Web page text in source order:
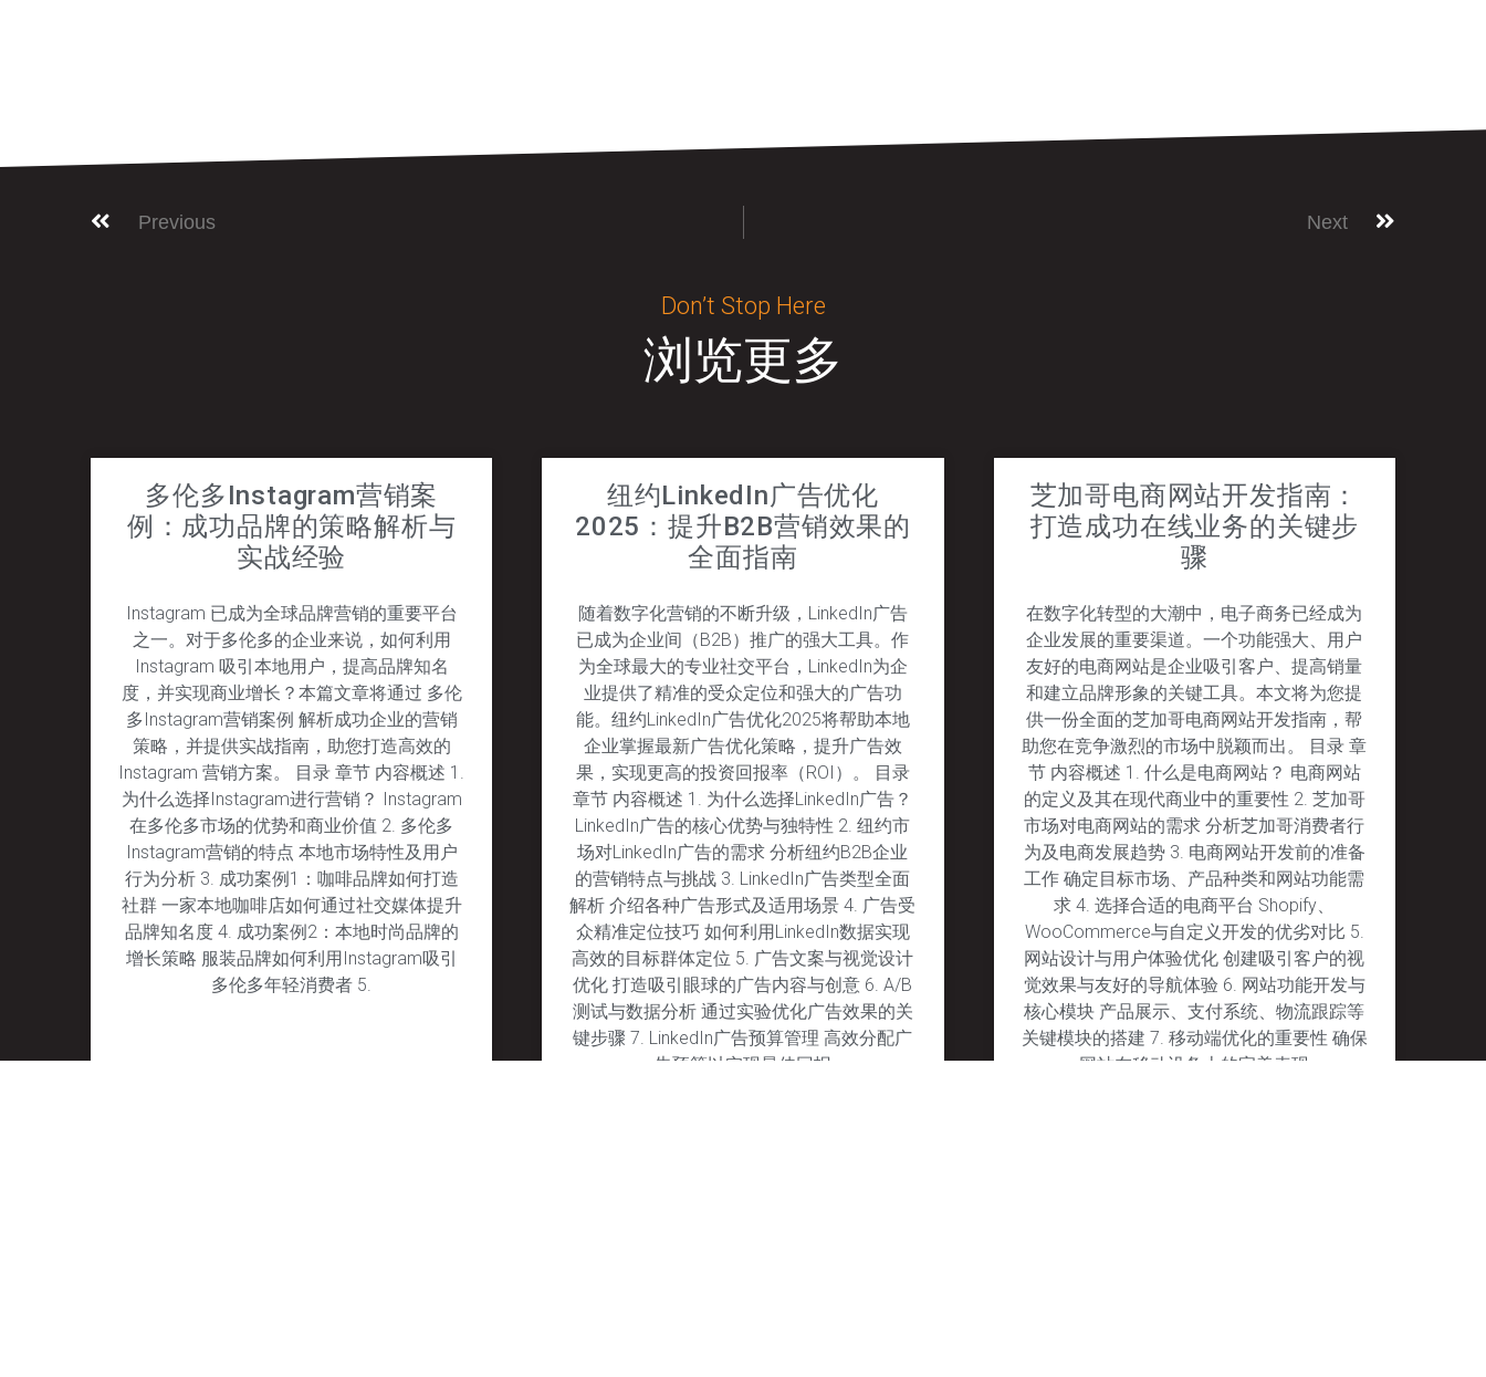
Previous Next
Don’t Stop Here
浏览更多
多伦多Instagram营销案
例：成功品牌的策略解析与
实战经验
Instagram 已成为全球品牌营销的重要平台
之一。对于多伦多的企业来说，如何利用
Instagram 吸引本地用户，提高品牌知名
度，并实现商业增长？本篇文章将通过 多伦
多Instagram营销案例 解析成功企业的营销
策略，并提供实战指南，助您打造高效的
Instagram 营销方案。 目录 章节 内容概述 1.
为什么选择Instagram进行营销？ Instagram
在多伦多市场的优势和商业价值 2. 多伦多
Instagram营销的特点 本地市场特性及用户
行为分析 3. 成功案例1：咖啡品牌如何打造
社群 一家本地咖啡店如何通过社交媒体提升
品牌知名度 4. 成功案例2：本地时尚品牌的
增长策略 服装品牌如何利用Instagram吸引
多伦多年轻消费者 5.
纽约LinkedIn广告优化
2025：提升B2B营销效果的
全面指南
随着数字化营销的不断升级，LinkedIn广告
已成为企业间（B2B）推广的强大工具。作
为全球最大的专业社交平台，LinkedIn为企
业提供了精准的受众定位和强大的广告功
能。纽约LinkedIn广告优化2025将帮助本地
企业掌握最新广告优化策略，提升广告效
果，实现更高的投资回报率（ROI）。 目录
章节 内容概述 1. 为什么选择LinkedIn广告？
LinkedIn广告的核心优势与独特性 2. 纽约市
场对LinkedIn广告的需求 分析纽约B2B企业
的营销特点与挑战 3. LinkedIn广告类型全面
解析 介绍各种广告形式及适用场景 4. 广告受
众精准定位技巧 如何利用LinkedIn数据实现
高效的目标群体定位 5. 广告文案与视觉设计
优化 打造吸引眼球的广告内容与创意 6. A/B
测试与数据分析 通过实验优化广告效果的关
键步骤 7. LinkedIn广告预算管理 高效分配广
告预算以实现最佳回报
芝加哥电商网站开发指南：
打造成功在线业务的关键步
骤
在数字化转型的大潮中，电子商务已经成为
企业发展的重要渠道。一个功能强大、用户
友好的电商网站是企业吸引客户、提高销量
和建立品牌形象的关键工具。本文将为您提
供一份全面的芝加哥电商网站开发指南，帮
助您在竞争激烈的市场中脱颖而出。 目录 章
节 内容概述 1. 什么是电商网站？ 电商网站
的定义及其在现代商业中的重要性 2. 芝加哥
市场对电商网站的需求 分析芝加哥消费者行
为及电商发展趋势 3. 电商网站开发前的准备
工作 确定目标市场、产品种类和网站功能需
求 4. 选择合适的电商平台 Shopify、
WooCommerce与自定义开发的优劣对比 5.
网站设计与用户体验优化 创建吸引客户的视
觉效果与友好的导航体验 6. 网站功能开发与
核心模块 产品展示、支付系统、物流跟踪等
关键模块的搭建 7. 移动端优化的重要性 确保
网站在移动设备上的完美表现